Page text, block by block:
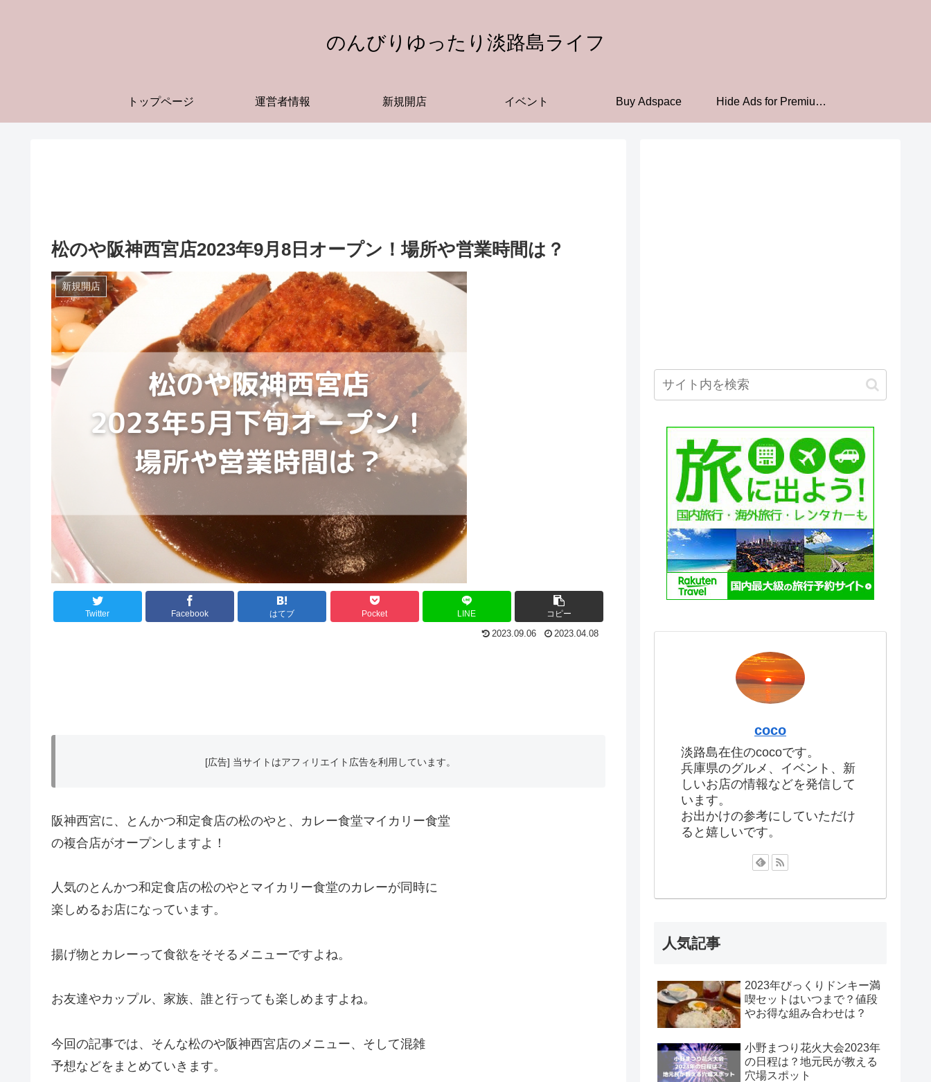
のんびりゆったり淡路島ライフ
トップページ 運営者情報 新規開店 イベント Buy Adspace Hide Ads for Premium
松のや阪神西宮店2023年9月8日オープン！場所や営業時間は？
新規開店
Twitter Facebook はてブ Pocket LINE コピー
2023.09.06 2023.04.08
[広告] 当サイトはアフィリエイト広告を利用しています。
阪神西宮に、とんかつ和定食店の松のやと、カレー食堂マイカリー食堂
の複合店がオープンしますよ！
人気のとんかつ和定食店の松のやとマイカリー食堂のカレーが同時に
楽しめるお店になっています。
揚げ物とカレーって食欲をそそるメニューですよね。
お友達やカップル、家族、誰と行っても楽しめますよね。
今回の記事では、そんな松のや阪神西宮店のメニュー、そして混雑
予想などをまとめていきます。
coco
淡路島在住のcocoです。
兵庫県のグルメ、イベント、新
しいお店の情報などを発信して
います。
お出かけの参考にしていただけ
ると嬉しいです。
人気記事
2023年びっくりドンキー満
喫セットはいつまで？値段
やお得な組み合わせは？
小野まつり花火大会2023年
の日程は？地元民が教える
穴場スポット